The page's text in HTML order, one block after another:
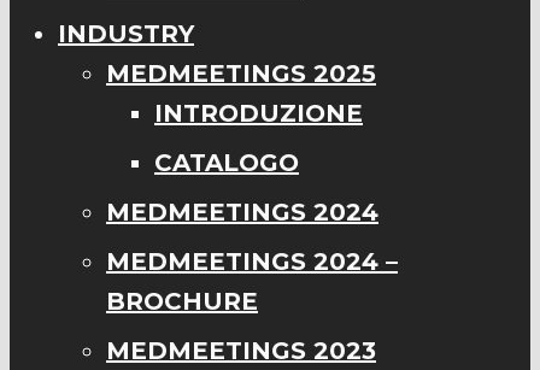
INDUSTRY
MEDMEETINGS 2025
INTRODUZIONE
CATALOGO
MEDMEETINGS 2024
MEDMEETINGS 2024 –
BROCHURE
MEDMEETINGS 2023